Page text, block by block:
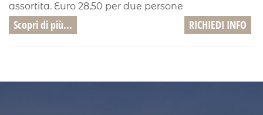
assortita. Euro 28,50 per due persone
Scopri di più... RICHIEDI INFO